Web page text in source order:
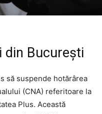
din București
să suspende hotărârea
(CNA) referitoare la
Plus. Această